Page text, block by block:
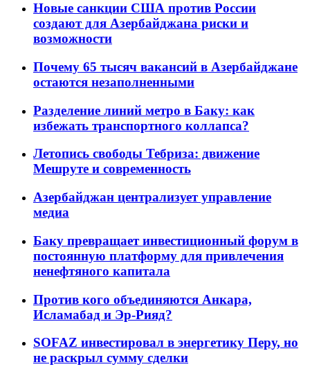
Новые санкции США против России
создают для Азербайджана риски и
возможности
Почему 65 тысяч вакансий в Азербайджане
остаются незаполненными
Разделение линий метро в Баку: как
избежать транспортного коллапса?
Летопись свободы Тебриза: движение
Мешруте и современность
Азербайджан централизует управление
медиа
Баку превращает инвестиционный форум в
постоянную платформу для привлечения
ненефтяного капитала
Против кого объединяются Анкара,
Исламабад и Эр-Рияд?
SOFAZ инвестировал в энергетику Перу, но
не раскрыл сумму сделки